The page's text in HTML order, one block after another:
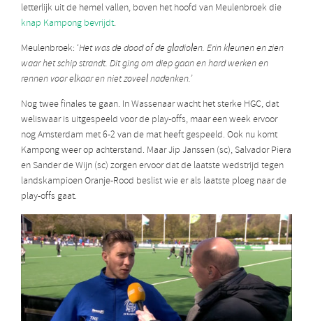
letterlijk uit de hemel vallen, boven het hoofd van Meulenbroek die
knap Kampong bevrijdt.
Meulenbroek: ‘Het was de dood of de gladiolen. Erin kleunen en zien
waar het schip strandt. Dit ging om diep gaan en hard werken en
rennen voor elkaar en niet zoveel nadenken.’
Nog twee finales te gaan. In Wassenaar wacht het sterke HGC, dat
weliswaar is uitgespeeld voor de play-offs, maar een week ervoor
nog Amsterdam met 6-2 van de mat heeft gespeeld. Ook nu komt
Kampong weer op achterstand. Maar Jip Janssen (sc), Salvador Piera
en Sander de Wijn (sc) zorgen ervoor dat de laatste wedstrijd tegen
landskampioen Oranje-Rood beslist wie er als laatste ploeg naar de
play-offs gaat.